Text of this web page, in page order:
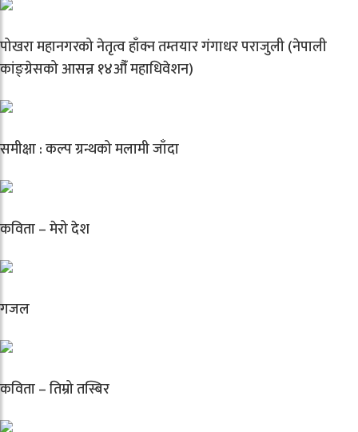
पोखरा महानगरको नेतृत्व हाँक्न तम्तयार गंगाधर पराजुली (नेपाली
कांङ्ग्रेसको आसन्न १४औँ महाधिवेशन)
समीक्षा : कल्प ग्रन्थको मलामी जाँदा
कविता – मेरो देश
गजल
कविता – तिम्रो तस्बिर